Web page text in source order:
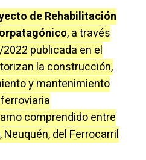
de Rehabilitación
, a través
publicada en el
la construcción,
y mantenimiento
comprendido entre
Neuquén, del Ferrocarril